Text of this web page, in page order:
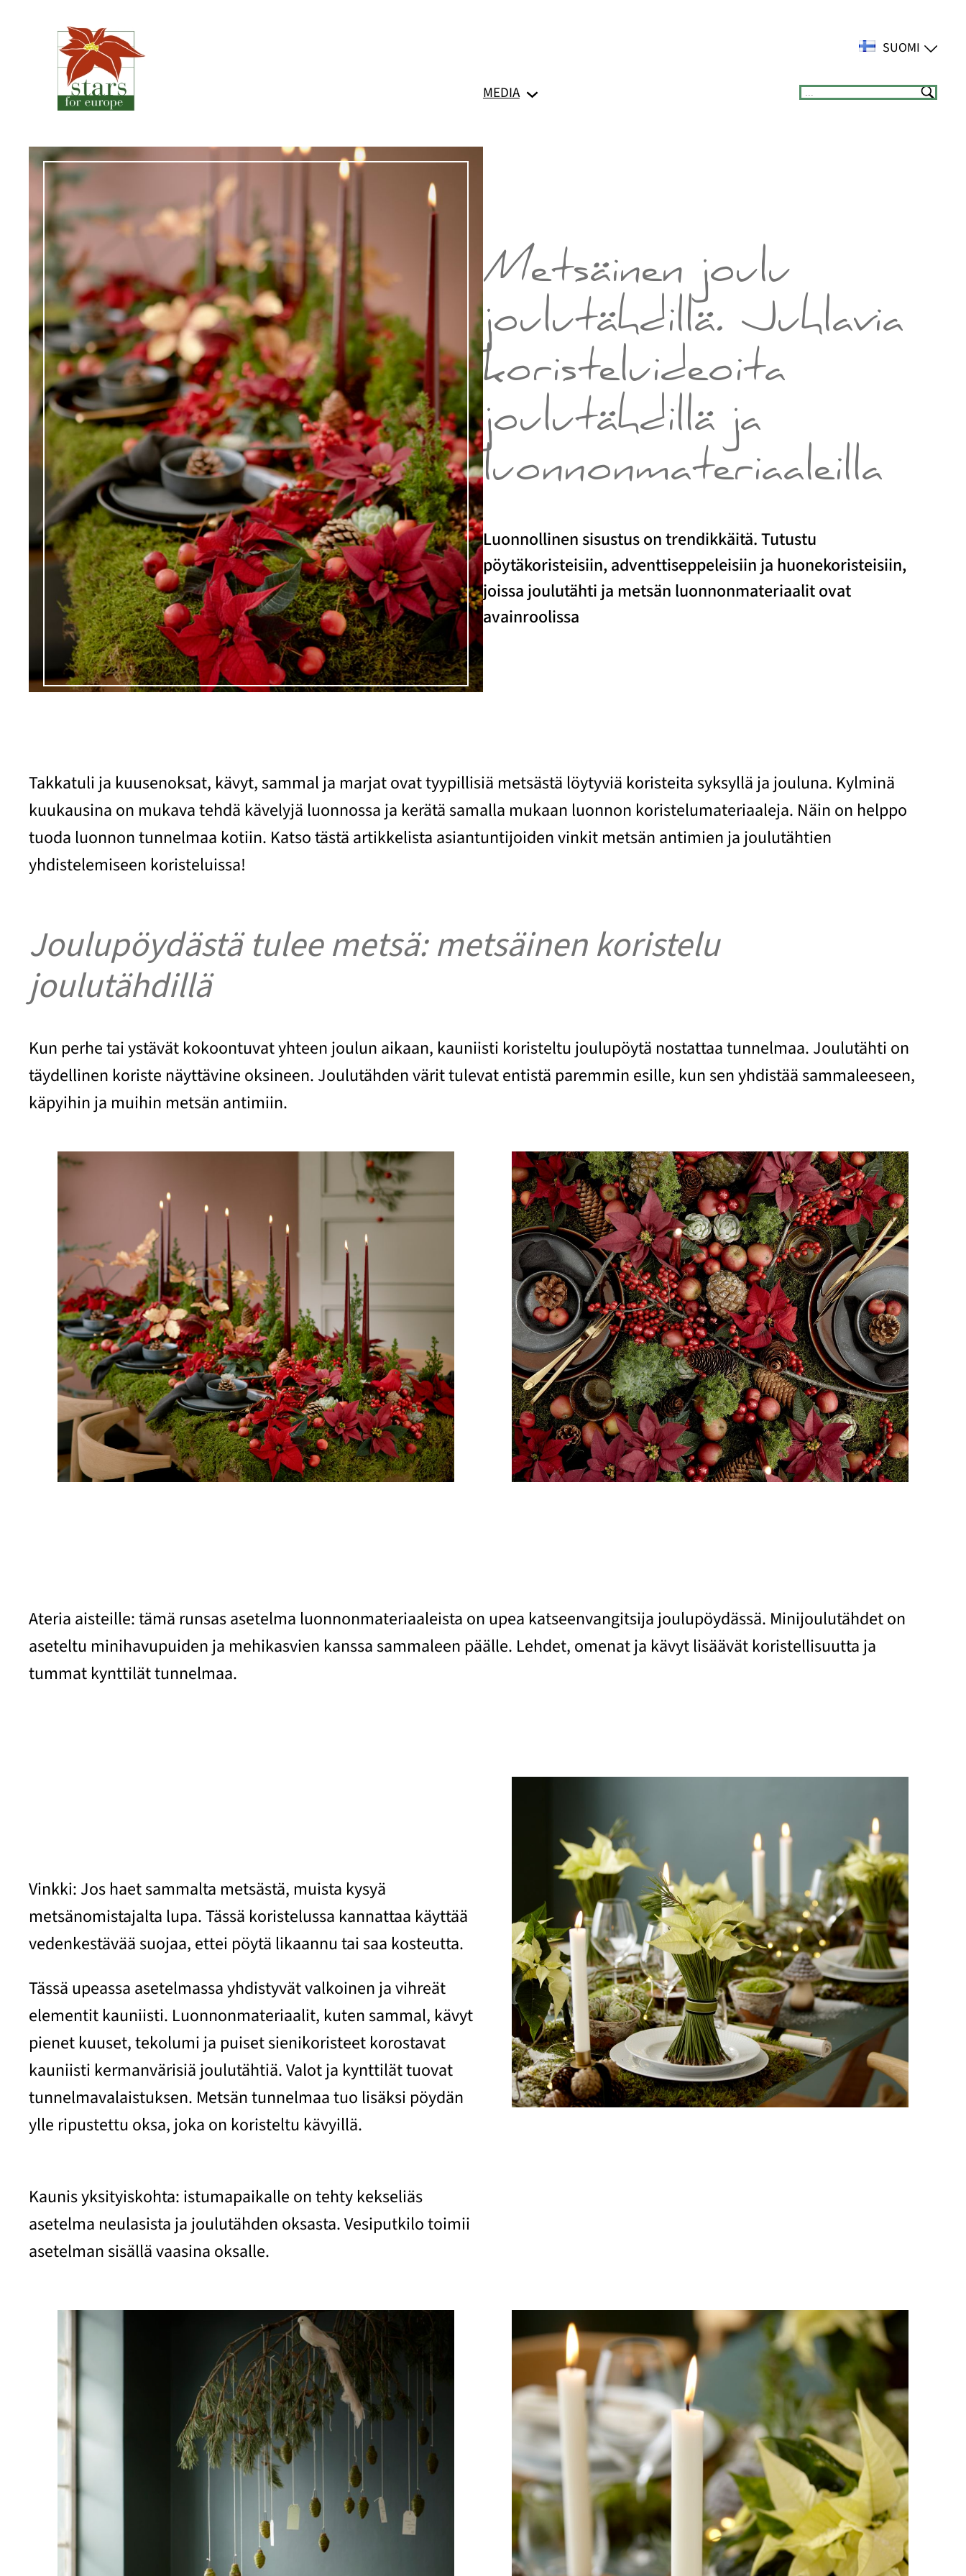
SUOMI
MEDIA Suchen
Metsäinen joulu
joulutähdillä. Juhlavia
koristeluideoita
joulutähdillä ja
luonnonmateriaaleilla
Luonnollinen sisustus on trendikkäitä. Tutustu
pöytäkoristeisiin, adventtiseppeleisiin ja huonekoristeisiin,
joissa joulutähti ja metsän luonnonmateriaalit ovat
avainroolissa
Takkatuli ja kuusenoksat, kävyt, sammal ja marjat ovat tyypillisiä metsästä löytyviä koristeita syksyllä ja jouluna. Kylminä
kuukausina on mukava tehdä kävelyjä luonnossa ja kerätä samalla mukaan luonnon koristelumateriaaleja. Näin on helppo
tuoda luonnon tunnelmaa kotiin. Katso tästä artikkelista asiantuntijoiden vinkit metsän antimien ja joulutähtien
yhdistelemiseen koristeluissa!
Joulupöydästä tulee metsä: metsäinen koristelu
joulutähdillä
Kun perhe tai ystävät kokoontuvat yhteen joulun aikaan, kauniisti koristeltu joulupöytä nostattaa tunnelmaa. Joulutähti on
täydellinen koriste näyttävine oksineen. Joulutähden värit tulevat entistä paremmin esille, kun sen yhdistää sammaleeseen,
käpyihin ja muihin metsän antimiin.
Ateria aisteille: tämä runsas asetelma luonnonmateriaaleista on upea katseenvangitsija joulupöydässä. Minijoulutähdet on
aseteltu minihavupuiden ja mehikasvien kanssa sammaleen päälle. Lehdet, omenat ja kävyt lisäävät koristellisuutta ja
tummat kynttilät tunnelmaa.
Vinkki: Jos haet sammalta metsästä, muista kysyä
metsänomistajalta lupa. Tässä koristelussa kannattaa käyttää
vedenkestävää suojaa, ettei pöytä likaannu tai saa kosteutta.
Tässä upeassa asetelmassa yhdistyvät valkoinen ja vihreät
elementit kauniisti. Luonnonmateriaalit, kuten sammal, kävyt
pienet kuuset, tekolumi ja puiset sienikoristeet korostavat
kauniisti kermanvärisiä joulutähtiä. Valot ja kynttilät tuovat
tunnelmavalaistuksen. Metsän tunnelmaa tuo lisäksi pöydän
ylle ripustettu oksa, joka on koristeltu kävyillä.
Kaunis yksityiskohta: istumapaikalle on tehty kekseliäs
asetelma neulasista ja joulutähden oksasta. Vesiputkilo toimii
asetelman sisällä vaasina oksalle.